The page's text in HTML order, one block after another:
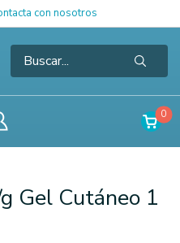
con nosotros
0
Gel Cutáneo 1